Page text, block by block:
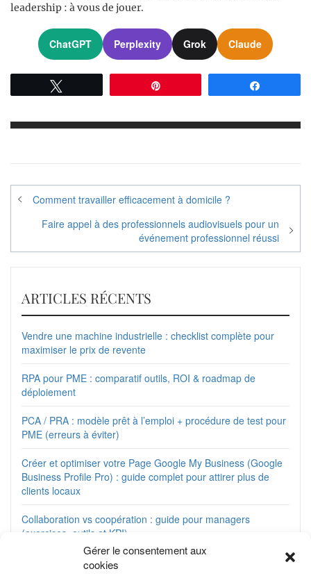
Gérer le consentement aux
cookies
leadership : à vous de jouer.
ChatGPT Perplexity Grok Claude
Navigation
Comment travailler efficacement à domicile ?
Faire appel à des professionnels audiovisuels pour un
événement professionnel réussi
ARTICLES RÉCENTS
Vendre une machine industrielle : checklist complète pour
maximiser le prix de revente
RPA pour PME : comparatif outils, ROI & roadmap de
déploiement
PCA / PRA : modèle prêt à l’emploi + procédure de test pour
PME (erreurs à éviter)
Créer et optimiser votre Page Google My Business (Google
Business Profile Pro) : guide complet pour attirer plus de
clients locaux
Collaboration vs coopération : guide pour managers
(exercices, outils et KPI)
Matrice de compétences opérationnelle : modèles Excel +